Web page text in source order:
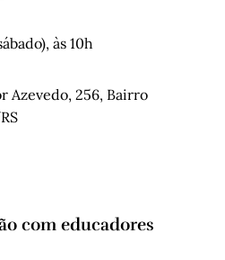
às 10h
Azevedo, 256, Bairro
com educadores